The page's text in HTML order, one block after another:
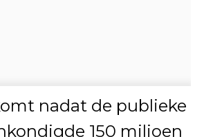
nadat de publieke
150 miljoen